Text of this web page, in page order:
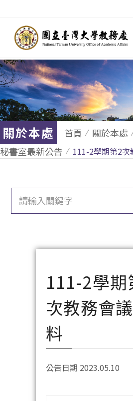
關於本處 首頁 關於本處
秘書室最新公告
111-2學期第2次
111-2學期
次教務會
料
公告日期 2023.05.10